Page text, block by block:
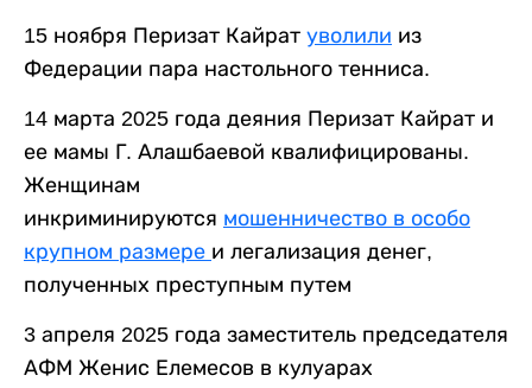
15 ноября Перизат Кайрат уволили из
Федерации пара настольного тенниса.
14 марта 2025 года деяния Перизат Кайрат и
ее мамы Г. Алашбаевой квалифицированы.
Женщинам
инкриминируются мошенничество в особо
крупном размере и легализация денег,
полученных преступным путем
3 апреля 2025 года заместитель председателя
АФМ Женис Елемесов в кулуарах